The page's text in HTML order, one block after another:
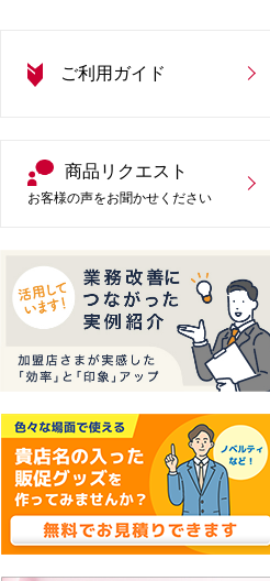
ご利用ガイド
商品リクエスト
お客様の声をお聞かせください